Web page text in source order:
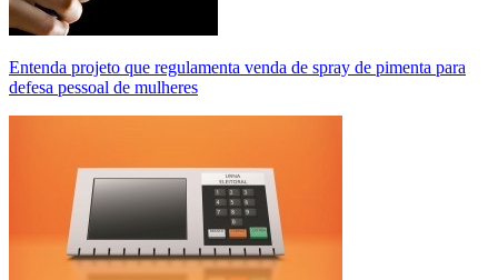
Entenda projeto que regulamenta venda de spray de pimenta para
defesa pessoal de mulheres